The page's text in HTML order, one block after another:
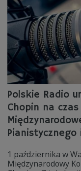
Polskie Radio
Chopin na
Pianistycznego
1 października w
Międzynarodowy